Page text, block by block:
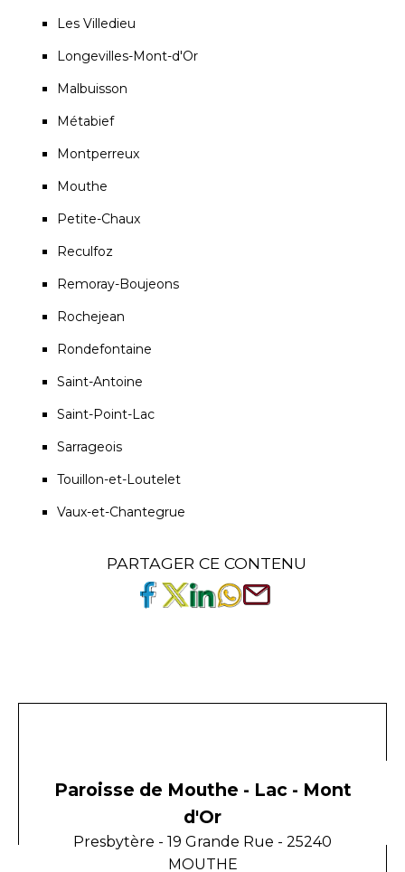
Les Villedieu
Longevilles-Mont-d'Or
Malbuisson
Métabief
Montperreux
Mouthe
Petite-Chaux
Reculfoz
Remoray-Boujeons
Rochejean
Rondefontaine
Saint-Antoine
Saint-Point-Lac
Sarrageois
Touillon-et-Loutelet
Vaux-et-Chantegrue
PARTAGER CE CONTENU
Paroisse de Mouthe - Lac - Mont
d'Or
Presbytère - 19 Grande Rue - 25240
MOUTHE